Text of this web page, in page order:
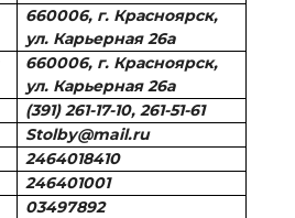
660006, г. Красноярск,
ул. Карьерная 26а
660006, г. Красноярск,
ул. Карьерная 26а
(391) 261-17-10, 261-51-61
Stolbу@mail.ru
2464018410
246401001
03497892